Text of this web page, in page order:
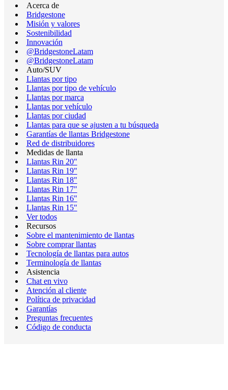
Acerca de
Bridgestone
Misión y valores
Sostenibilidad
Innovación
@BridgestoneLatam
@BridgestoneLatam
Auto/SUV
Llantas por tipo
Llantas por tipo de vehículo
Llantas por marca
Llantas por vehículo
Llantas por ciudad
Llantas para que se ajusten a tu búsqueda
Garantías de llantas Bridgestone
Red de distribuidores
Medidas de llanta
Llantas Rin 20"
Llantas Rin 19"
Llantas Rin 18"
Llantas Rin 17"
Llantas Rin 16"
Llantas Rin 15"
Ver todos
Recursos
Sobre el mantenimiento de llantas
Sobre comprar llantas
Tecnología de llantas para autos
Terminología de llantas
Asistencia
Chat en vivo
Atención al cliente
Política de privacidad
Garantías
Preguntas frecuentes
Código de conducta